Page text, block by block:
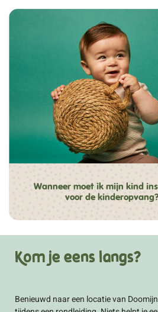
Wanneer moet ik mijn kind
voor de
Kom je eens langs?
Benieuwd naar een locatie van